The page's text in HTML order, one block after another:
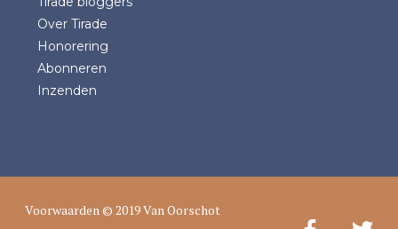
Over Tirade
Honorering
Abonneren
Inzenden
Voorwaarden © 2019 Van Oorschot